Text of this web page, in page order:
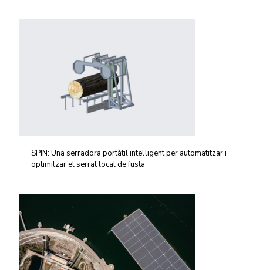
SPIN: Una serradora portàtil intel·ligent per automatitzar i
optimitzar el serrat local de fusta